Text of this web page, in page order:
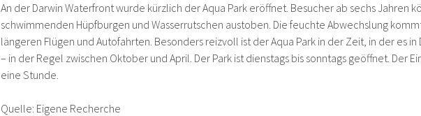
An der Darwin Waterfront wurde kürzlich der Aqua Park eröffnet. Besucher ab sechs Jahren
schwimmenden Hüpfburgen und Wasserrutschen austoben. Die feuchte Abwechslung
längeren Flügen und Autofahrten. Besonders reizvoll ist der Aqua Park in der Zeit, in der es in
– in der Regel zwischen Oktober und April. Der Park ist dienstags bis sonntags geöffnet. Der
eine Stunde.
Quelle: Eigene Recherche